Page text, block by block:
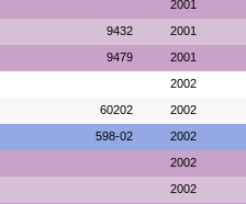
2001
9432 2001
9479 2001
2002
60202 2002
598-02 2002
2002
2002